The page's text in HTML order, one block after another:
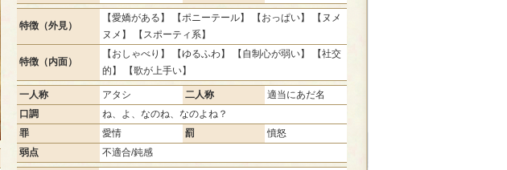
特徴（外見）
【愛嬌がある】 【ポニーテール】 【おっぱい】 【ヌメ
ヌメ】 【スポーティ系】
特徴（内面）
【おしゃべり】 【ゆるふわ】 【自制心が弱い】 【社交
的】 【歌が上手い】
一人称 アタシ 二人称
適当にあだ名
口調
ね、よ、なのね、なのよね？
罪
愛情 罰
憤怒
弱点
不適合/鈍感